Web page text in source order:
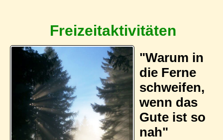
Freizeitaktivitäten
"Warum in
die Ferne
schweifen,
wenn das
Gute ist so
nah"